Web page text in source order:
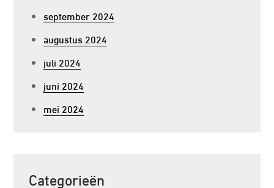
september 2024
augustus 2024
juli 2024
juni 2024
mei 2024
Categorieën